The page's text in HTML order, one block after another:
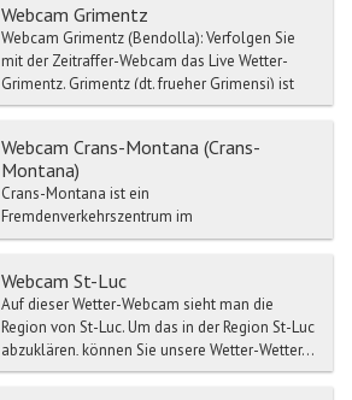
Webcam Grimentz
Webcam Grimentz (Bendolla): Verfolgen Sie
mit der Zeitraffer-Webcam das Live Wetter-
Grimentz. Grimentz (dt. frueher Grimensi) ist
ein...
Webcam Crans-Montana (Crans-
Montana)
Crans-Montana ist ein
Fremdenverkehrszentrum im
französischsprachigen Teil des Schweizer
Gemeinde Montana...
Webcam St-Luc
Auf dieser Wetter-Webcam sieht man die
Region von St-Luc. Um das in der Region St-Luc
abzuklären, können Sie unsere Wetter-Wetter...